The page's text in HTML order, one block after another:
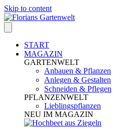
Skip to content
START
MAGAZIN
GARTENWELT
Anbauen & Pflanzen
Anlegen & Gestalten
Schneiden & Pflegen
PFLANZENWELT
Lieblingspflanzen
NEU IM MAGAZIN